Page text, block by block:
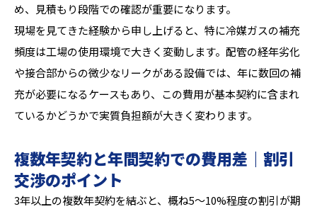
め、見積もり段階での確認が重要になります。
現場を見てきた経験から申し上げると、特に冷媒ガスの補充
頻度は工場の使用環境で大きく変動します。配管の経年劣化
や接合部からの微少なリークがある設備では、年に数回の補
充が必要になるケースもあり、この費用が基本契約に含まれ
ているかどうかで実質負担額が大きく変わります。
複数年契約と年間契約での費用差｜割引
交渉のポイント
3年以上の複数年契約を結ぶと、概ね5〜10%程度の割引が期